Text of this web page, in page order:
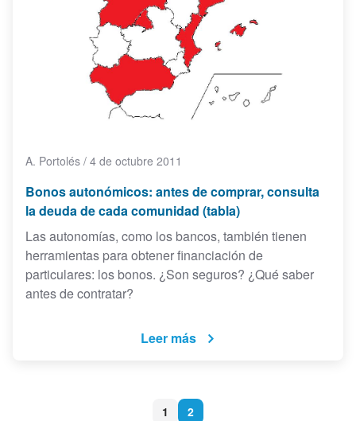
A. Portolés / 4 de octubre 2011
Bonos autonómicos: antes de comprar, consulta
la deuda de cada comunidad (tabla)
Las autonomías, como los bancos, también tienen
herramientas para obtener financiación de
particulares: los bonos. ¿Son seguros? ¿Qué saber
antes de contratar?
Leer más
1 2